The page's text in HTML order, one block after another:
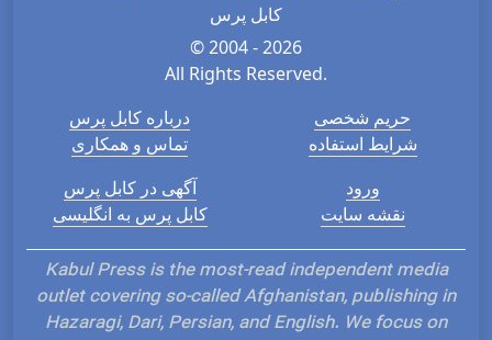
کابل پرس
© 2004 - 2026
All Rights Reserved.
درباره کابل پرس
تماس و همکاری
حریم شخصی
شرایط استفاده
آگهی در کابل پرس
کابل پرس به انگلیسی
ورود
نقشه سایت
Kabul Press is the most-read independent media
outlet covering so-called Afghanistan, publishing in
Hazaragi, Dari, Persian, and English. We focus on